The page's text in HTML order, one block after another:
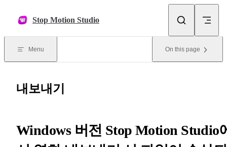
Stop Motion Studio
Menu On this page
내보내기
Windows 버전 Stop Motion Studio